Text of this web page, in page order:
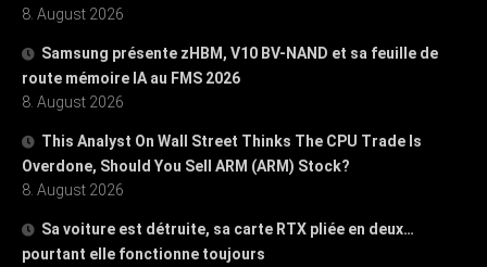
8. August 2026
Samsung présente zHBM, V10 BV-NAND et sa feuille de
route mémoire IA au FMS 2026
8. August 2026
This Analyst On Wall Street Thinks The CPU Trade Is
Overdone, Should You Sell ARM (ARM) Stock?
8. August 2026
Sa voiture est détruite, sa carte RTX pliée en deux…
pourtant elle fonctionne toujours